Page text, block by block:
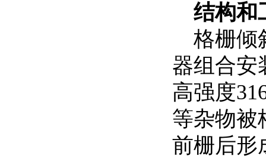
结构和
格栅倾
器组合安
高强度
等杂物被
前栅后形